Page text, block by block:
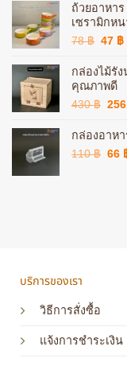
62 ฿.
ถ้วยอาหา
เซรามิกหน
78฿
was:
78 ฿.
47 ฿
กล่องไม้รั
คุณภาพดี
430฿
430
256
กล่องอาห
110฿ 66
บริการของเรา
วิธีการสั่งซื้อ
แจ้งการชำระเงิน